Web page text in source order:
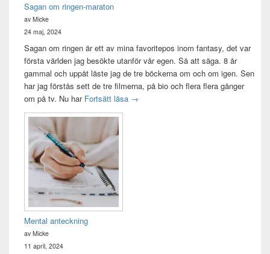
Sagan om ringen-maraton
av Micke
24 maj, 2024
Sagan om ringen är ett av mina favoritepos inom fantasy, det var
första världen jag besökte utanför vår egen. Så att säga. 8 år
gammal och uppåt läste jag de tre böckerna om och om igen. Sen
har jag förstås sett de tre filmerna, på bio och flera flera gånger
om på tv. Nu har Fortsätt läsa Sagan om ringen-maraton
→
Mental anteckning
av Micke
11 april, 2024